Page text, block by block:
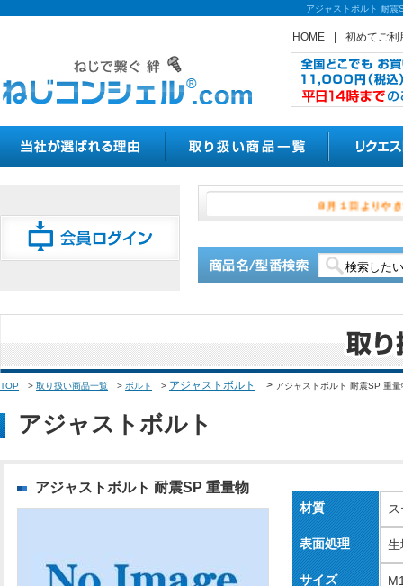
アジャストボルト 耐震
HOME 初めてご利
８月１
TOP > 取り扱い商品一覧 > ボルト > アジャストボルト > アジャストボルト 耐震SP 重量
アジャストボルト
アジャストボルト 耐震SP 重量物
材質
表面処理 生
サイズ